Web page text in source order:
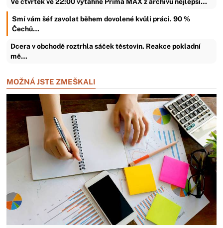
Smí vám šéf zavolat během dovolené kvůli práci. 90 %
Čechů…
Dcera v obchodě roztrhla sáček těstovin. Reakce pokladní
mě…
MOŽNÁ JSTE ZMEŠKALI